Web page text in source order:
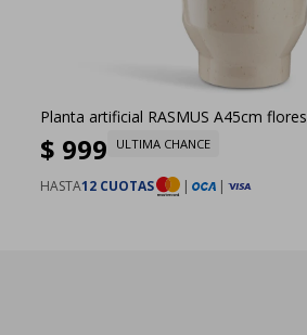
Planta artificial RASMUS A45cm flores
$ 999 ULTIMA CHANCE
HASTA12 CUOTAS | |